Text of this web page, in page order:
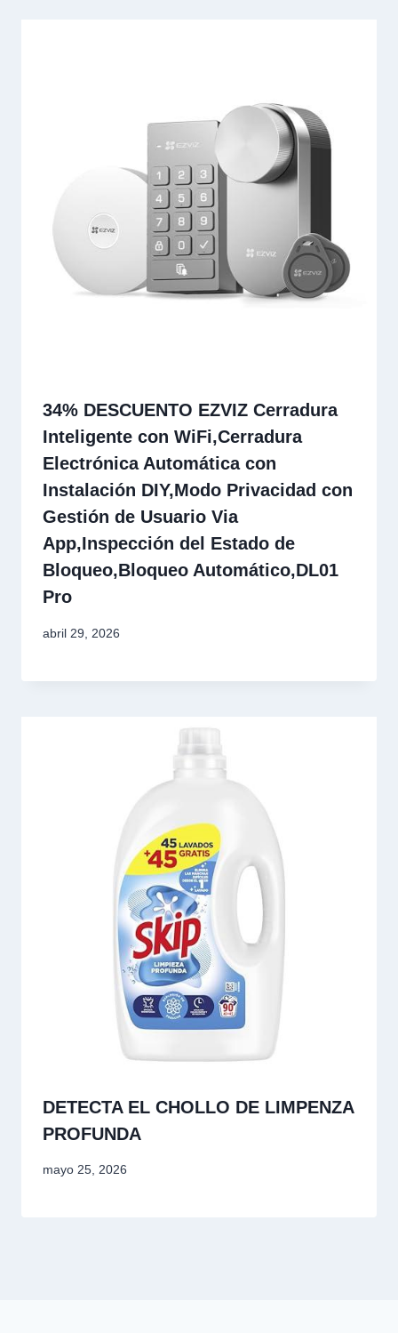
34% DESCUENTO EZVIZ Cerradura
Inteligente con WiFi,Cerradura
Electrónica Automática con
Instalación DIY,Modo Privacidad con
Gestión de Usuario Via
App,Inspección del Estado de
Bloqueo,Bloqueo Automático,DL01
Pro
abril 29, 2026
DETECTA EL CHOLLO DE LIMPENZA
PROFUNDA
mayo 25, 2026